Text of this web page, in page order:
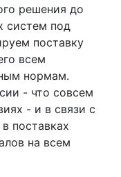
решения до
систем под
поставку
всем
нормам.
- что совсем
- и в связи с
поставках
на всем